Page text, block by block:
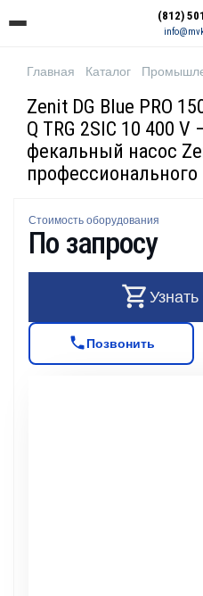
(812)
Главная Каталог
Zenit DG Blue PRO
Q TRG 2SIC 10 400
фекальный насос
Стоимость оборудования
По запросу
Позвонить